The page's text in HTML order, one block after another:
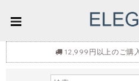
12,999円以上のご購